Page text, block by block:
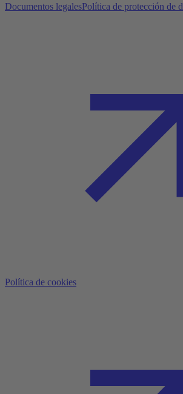
Documentos legalesPolítica de protección de
Política de cookies